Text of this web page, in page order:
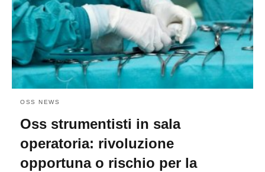
OSS NEWS
Oss strumentisti in sala
operatoria: rivoluzione
opportuna o rischio per la